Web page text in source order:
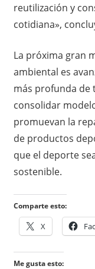
reutilización y
cotidiana»,
La próxima gran
ambiental es
más profunda de
consolidar
promuevan la
de productos
que el deporte
sostenible.
Comparte esto:
X
Me gusta esto: